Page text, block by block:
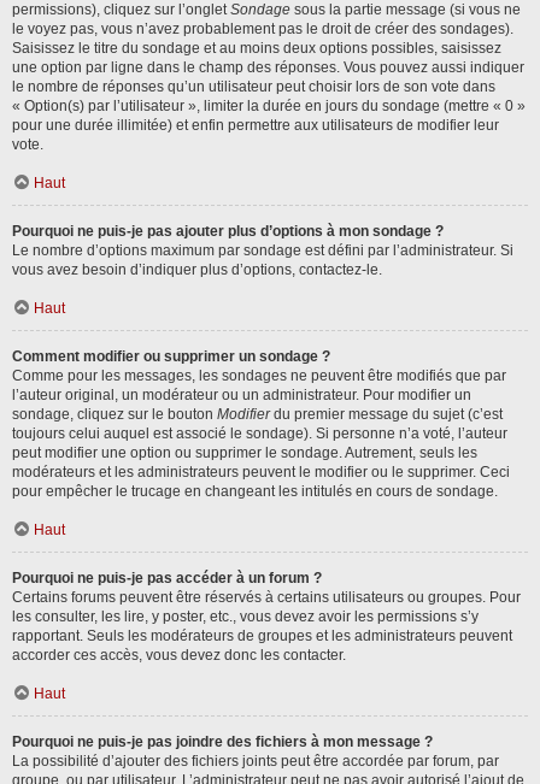
permissions), cliquez sur l’ongletSondage sous la partie message (si vous ne
le voyez pas, vous n’avez probablement pas le droit de créer des sondages).
Saisissez le titre du sondage et au moins deux options possibles, saisissez
une option par ligne dans le champ des réponses. Vous pouvez aussi indiquer
le nombre de réponses qu’un utilisateur peut choisir lors de son vote dans
« Option(s) par l’utilisateur », limiter la durée en jours du sondage (mettre « 0 »
pour une durée illimitée) et enfin permettre aux utilisateurs de modifier leur
vote.
Haut
Pourquoi ne puis-je pas ajouter plus d’options à mon sondage ?
Le nombre d’options maximum par sondage est défini par l’administrateur. Si
vous avez besoin d’indiquer plus d’options, contactez-le.
Haut
Comment modifier ou supprimer un sondage ?
Comme pour les messages, les sondages ne peuvent être modifiés que par
l’auteur original, un modérateur ou un administrateur. Pour modifier un
sondage, cliquez sur le bouton Modifierdu premier message du sujet (c’est
toujours celui auquel est associé le sondage). Si personne n’a voté, l’auteur
peut modifier une option ou supprimer le sondage. Autrement, seuls les
modérateurs et les administrateurs peuvent le modifier ou le supprimer. Ceci
pour empêcher le trucage en changeant les intitulés en cours de sondage.
Haut
Pourquoi ne puis-je pas accéder à un forum ?
Certains forums peuvent être réservés à certains utilisateurs ou groupes. Pour
les consulter, les lire, y poster, etc., vous devez avoir les permissions s’y
rapportant. Seuls les modérateurs de groupes et les administrateurs peuvent
accorder ces accès, vous devez donc les contacter.
Haut
Pourquoi ne puis-je pas joindre des fichiers à mon message ?
La possibilité d’ajouter des fichiers joints peut être accordée par forum, par
groupe, ou par utilisateur. L’administrateur peut ne pas avoir autorisé l’ajout de